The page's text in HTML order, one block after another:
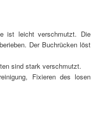
ist leicht verschmutzt. Die
Der Buchrücken löst
sind stark verschmutzt.
Fixieren des losen